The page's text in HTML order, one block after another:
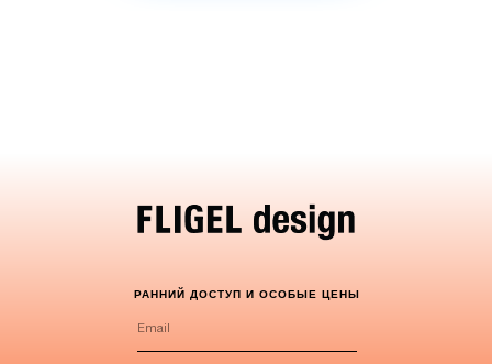
РАННИЙ ДОСТУП И ОСОБЫЕ ЦЕНЫ